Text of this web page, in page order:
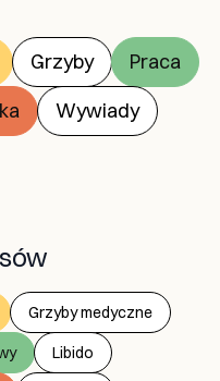
Grzyby
Praca
Wywiady
Grzyby medyczne
Libido